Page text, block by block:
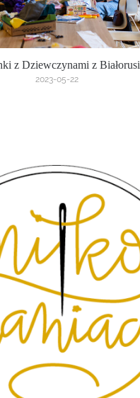
z Dziewczynami z Białorusi
2023-05-22